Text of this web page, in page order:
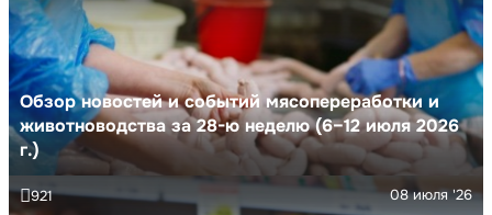
Обзор новостей и событий мясопереработки и
животноводства за 28-ю неделю (6–12 июля 2026
г.)
08 июля '26
921